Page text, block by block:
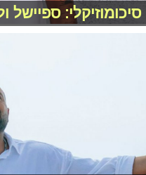
סיכומוזיקלי: ספיישל